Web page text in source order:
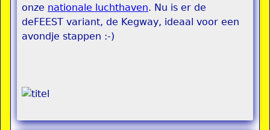
onze nationale luchthaven. Nu is er de
deFEEST variant, de Kegway, ideaal voor een
avondje stappen :-)